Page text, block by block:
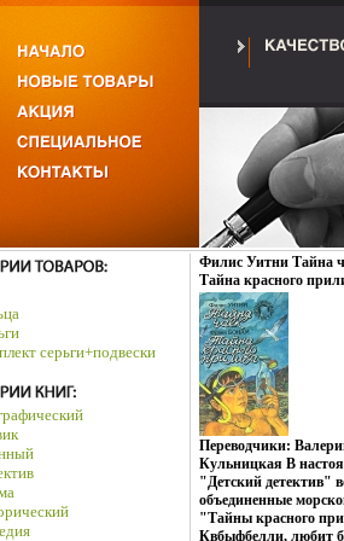
серьги+подвески
Филис Уитни Тайна
Тайна красного
детектив инфо 8395p.
Переводчики:
Кульницкая В
"Детский детектив"
объединенные
"Тайны красного
Квбыфбелли, любит